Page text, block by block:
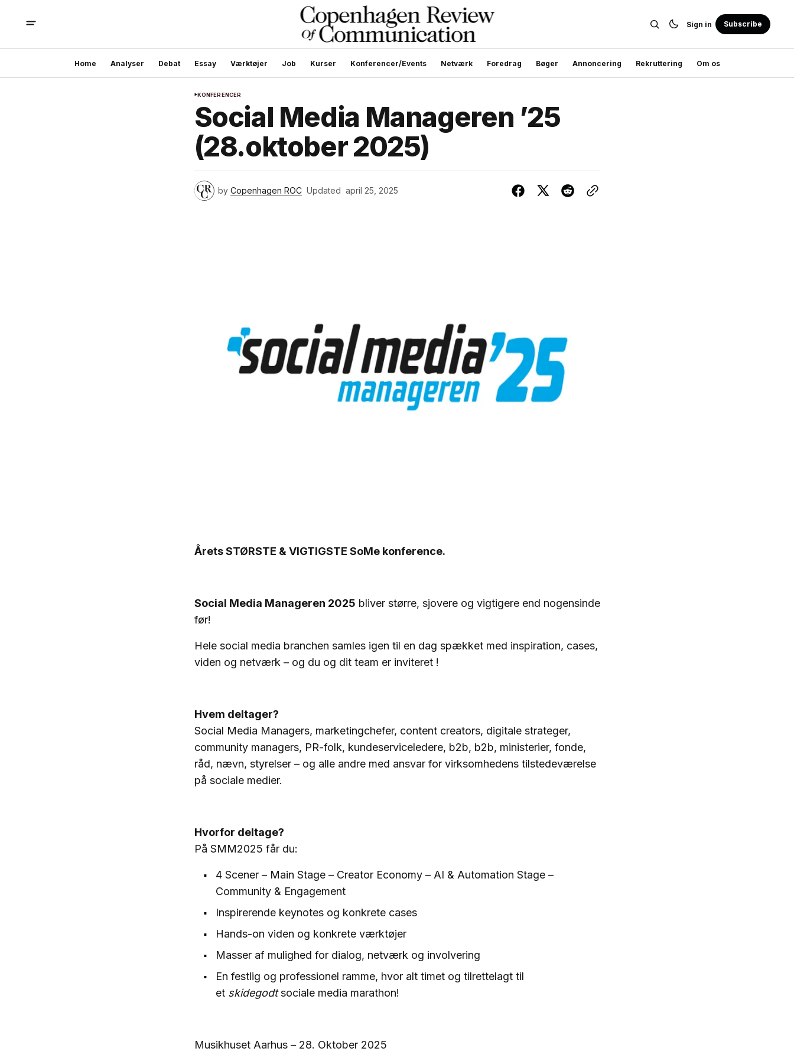
Sign in Subscribe
Home Analyser Debat Essay Værktøjer Job Kurser Konferencer/Events Netværk Foredrag Bøger Annoncering Rekruttering Om os
KONFERENCER
Social Media Manageren ’25
(28.oktober 2025)
by Copenhagen ROC Updated april 25, 2025
Årets STØRSTE & VIGTIGSTE SoMe konference.
Social Media Manageren 2025 bliver større, sjovere og vigtigere end nogensinde
før!
Hele social media branchen samles igen til en dag spækket med inspiration, cases,
viden og netværk – og du og dit team er inviteret !
Hvem deltager?
Social Media Managers, marketingchefer, content creators, digitale strateger,
community managers, PR-folk, kundeserviceledere, b2b, b2b, ministerier, fonde,
råd, nævn, styrelser – og alle andre med ansvar for virksomhedens tilstedeværelse
på sociale medier.
Hvorfor deltage?
På SMM2025 får du:
4 Scener – Main Stage – Creator Economy – AI & Automation Stage –
Community & Engagement
Inspirerende keynotes og konkrete cases
Hands-on viden og konkrete værktøjer
Masser af mulighed for dialog, netværk og involvering
En festlig og professionel ramme, hvor alt timet og tilrettelagt til
et skidegodtsociale media marathon!
Musikhuset Aarhus – 28. Oktober 2025